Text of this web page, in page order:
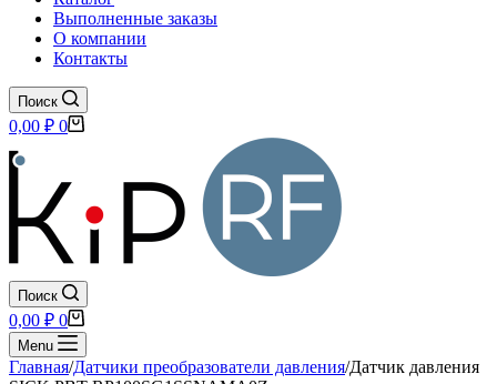
Выполненные заказы
О компании
Контакты
Поиск
Корзина
0,00 ₽ 0
Поиск
Корзина
0,00 ₽ 0
Menu
Главная/Датчики преобразователи давления/Датчик давления